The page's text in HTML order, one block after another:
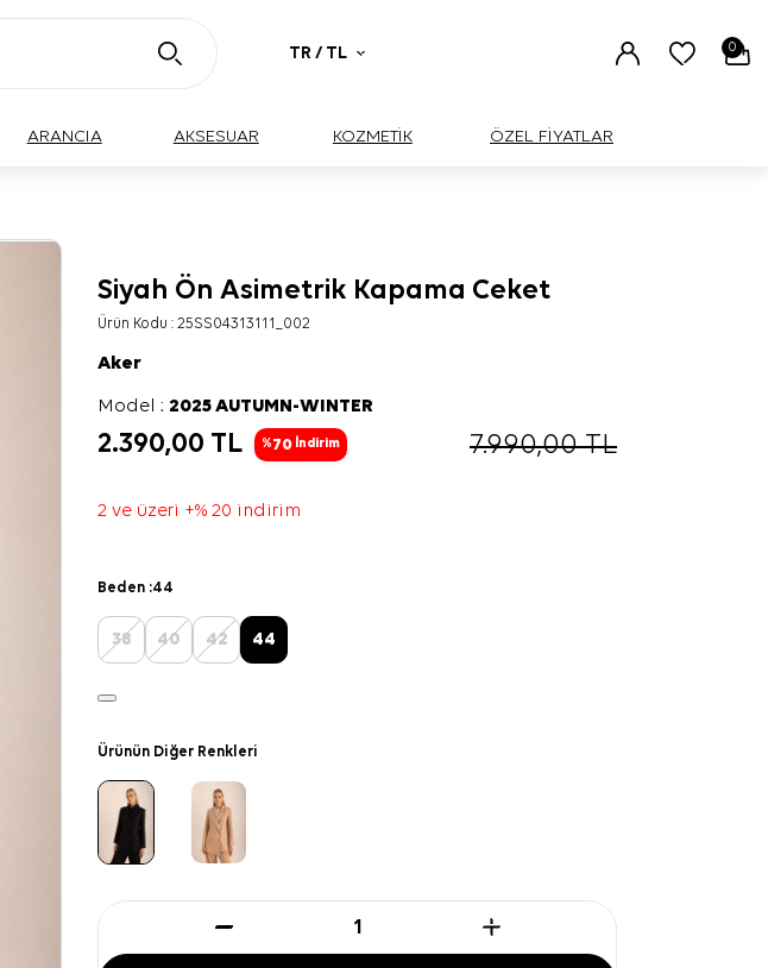
TR / TL 0
ARANCIA AKSESUAR KOZMETİK ÖZEL FİYATLAR
Siyah Ön Asimetrik Kapama Ceket
Ürün Kodu :25SS04313111_002
Aker
Model :2025 AUTUMN-WINTER
2.390,00 TL %70 İndirim 7.990,00TL
2 ve üzeri +% 20 indirim
Beden :44
38 40 42 44
Ürünün Diğer Renkleri